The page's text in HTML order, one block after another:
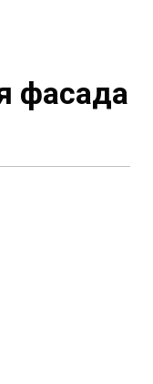
фасада